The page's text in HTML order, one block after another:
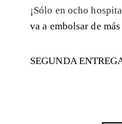
¡Sólo en ocho
va a embolsar de
SEGUNDA